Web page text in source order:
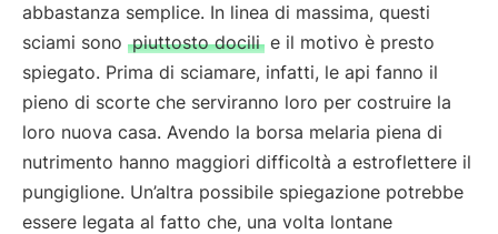
abbastanza semplice. In linea di massima, questi
sciami sono piuttosto docili e il motivo è presto
spiegato. Prima di sciamare, infatti, le api fanno il
pieno di scorte che serviranno loro per costruire la
loro nuova casa. Avendo la borsa melaria piena di
nutrimento hanno maggiori difficoltà a estroflettere il
pungiglione. Un’altra possibile spiegazione potrebbe
essere legata al fatto che, una volta lontane